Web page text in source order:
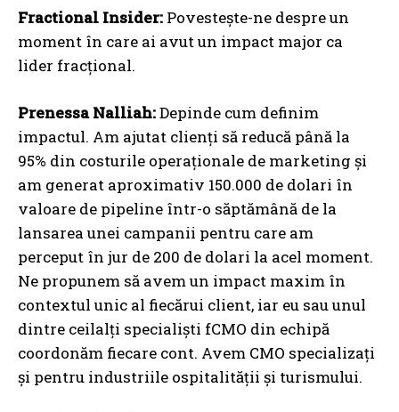
Fractional Insider: Povestește-ne despre un
moment în care ai avut un impact major ca
lider fracțional.
Prenessa Nalliah:Depinde cum definim
impactul. Am ajutat clienți să reducă până la
95% din costurile operaționale de marketing și
am generat aproximativ 150.000 de dolari în
valoare de pipeline într-o săptămână de la
lansarea unei campanii pentru care am
perceput în jur de 200 de dolari la acel moment.
Ne propunem să avem un impact maxim în
contextul unic al fiecărui client, iar eu sau unul
dintre ceilalți specialiști fCMO din echipă
coordonăm fiecare cont. Avem CMO specializați
și pentru industriile ospitalității și turismului.